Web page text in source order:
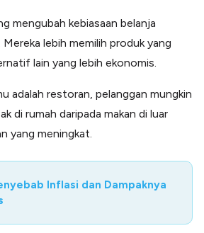
mengubah kebiasaan belanja
lebih memilih produk yang
lain yang lebih ekonomis.
adalah restoran, pelanggan mungkin
di rumah daripada makan di luar
yang meningkat.
Inflasi dan Dampaknya